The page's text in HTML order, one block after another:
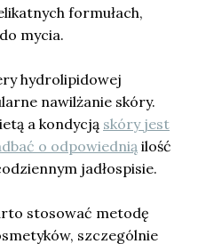
formułach,
mycia.
hydrolipidowej
nawilżanie skóry.
a kondycją skóry jest
o odpowiednią ilość
jadłospisie.
stosować metodę
szczególnie